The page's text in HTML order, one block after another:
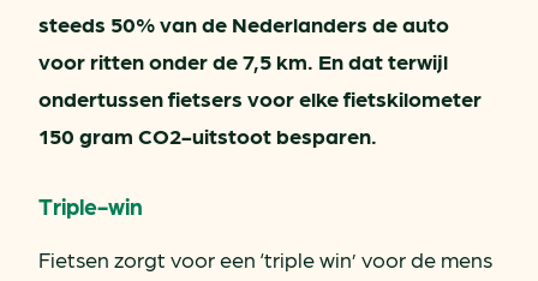
steeds 50% van de Nederlanders de auto
voor ritten onder de 7,5 km. En dat terwijl
ondertussen fietsers voor elke fietskilometer
150 gram CO2-uitstoot besparen.
Triple-win
Fietsen zorgt voor een ‘triple win’ voor de mens